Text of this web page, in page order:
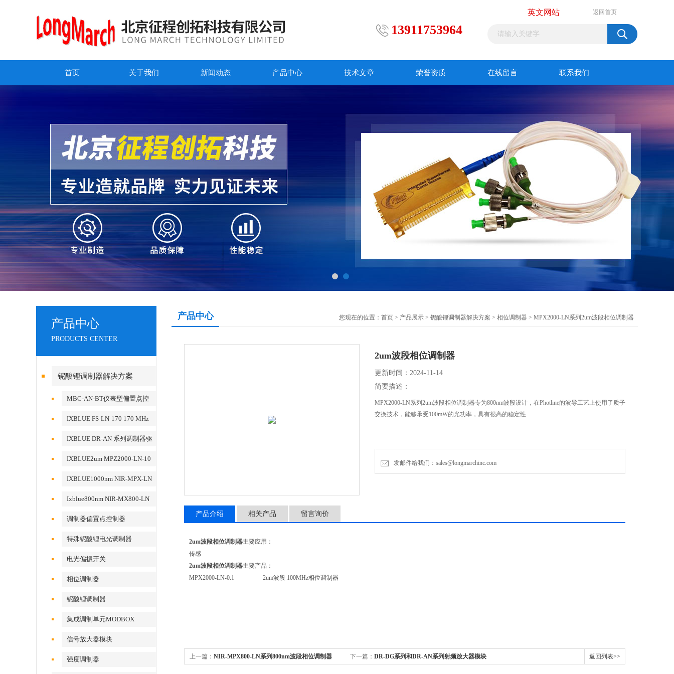
英文网站 返回首页
13911753964
首页 关于我们 新闻动态 产品中心 技术文章 荣誉资质 在线留言 联系我们
产品中心
PRODUCTS CENTER
铌酸锂调制器解决方案
MBC-AN-BT仪表型偏置点控
IXBLUE FS-LN-170 170 MHz
IXBLUE DR-AN 系列调制器驱
IXBLUE2um MPZ2000-LN-10
IXBLUE1000nm NIR-MPX-LN
Ixblue800nm NIR-MX800-LN
系列强度调制器
调制器偏置点控制器
特殊铌酸锂电光调制器
电光偏振开关
相位调制器
铌酸锂调制器
集成调制单元MODBOX
信号放大器模块
强度调制器
产品中心 您现在的位置： 首页 > 产品展示 > 铌酸锂调制器解决方案 > 相位调制器 > MPX2000-LN系列2um波段相位调制器
2um波段相位调制器
更新时间：2024-11-14
简要描述：
MPX2000-LN系列2um波段相位调制器专为800nm波段设计，在Photline的波导工艺上使用了质子
交换技术，能够承受100mW的光功率，具有很高的稳定性
发邮件给我们：sales@longmarchinc.com
产品介绍 相关产品 留言询价
2um波段相位调制器主要应用：
传感
2um波段相位调制器主要产品：
MPX2000-LN-0.1 2um波段 100MHz相位调制器
上一篇： NIR-MPX800-LN系列800nm波段相位调制器 下一篇： DR-DG系列和DR-AN系列射频放大器模块 返回列表>>